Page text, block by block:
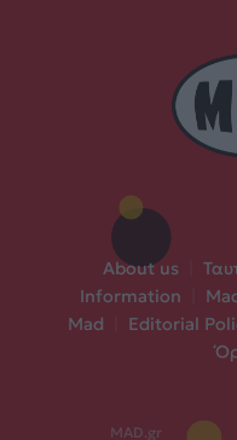
About us
Information
Mad
Editorial
MAD.gr